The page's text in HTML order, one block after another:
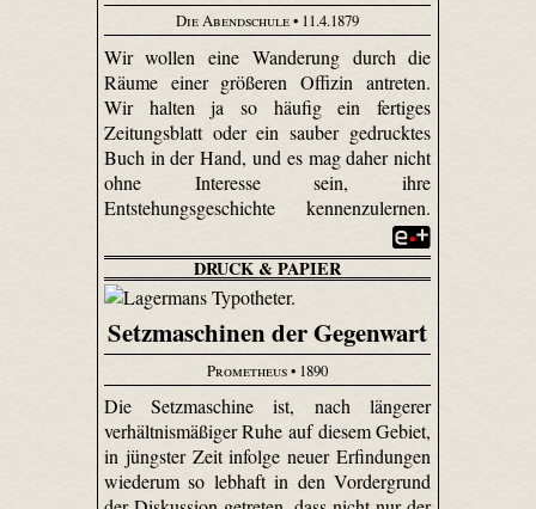
Die Abendschule• 11.4.1879
Wir wollen eine Wanderung durch die
Räume einer größeren Offizin antreten.
Wir halten ja so häufig ein fertiges
Zeitungsblatt oder ein sauber gedrucktes
Buch in der Hand, und es mag daher nicht
ohne Interesse sein, ihre
Entstehungsgeschichte kennenzulernen.
DRUCK & PAPIER
Setzmaschinen der Gegenwart
Prometheus• 1890
Die Setzmaschine ist, nach längerer
verhältnismäßiger Ruhe auf diesem Gebiet,
in jüngster Zeit infolge neuer Erfindungen
wiederum so lebhaft in den Vordergrund